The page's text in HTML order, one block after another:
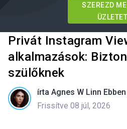
SZEREZD
ÜZLETET
Privát Instagram
alkalmazások:
szülőknek
írta Agnes W Linn Ebben
Frissítve 08 júl, 2026